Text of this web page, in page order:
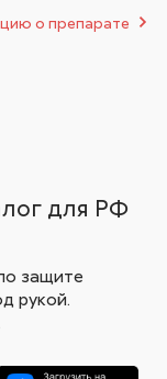
о препарате
для РФ
защите
рукой.